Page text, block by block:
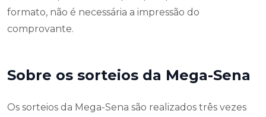
formato, não é necessária a impressão do
comprovante.
Sobre os sorteios da Mega-Sena
Os sorteios da Mega-Sena são realizados três vezes